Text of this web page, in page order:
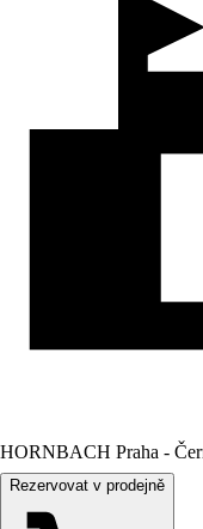
HORNBACH Praha -
Rezervovat v prodejně